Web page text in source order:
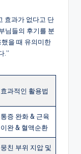
효과가 없다고 단
님들의 후기를 분
을 때 유의미한
.”
효과적인 활용법
통증 완화 & 근육
이완 & 혈액순환
뭉친 부위 지압 및